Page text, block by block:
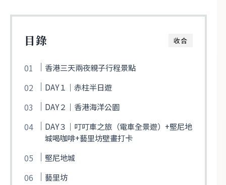
收合
目錄
香港三天兩夜親子行程景點
DAY１｜赤柱半日遊
DAY２｜香港海洋公園
DAY３｜叮叮車之旅（電車全景遊）+堅尼地
城喝咖啡+藝里坊壁畫打卡
堅尼地城
藝里坊